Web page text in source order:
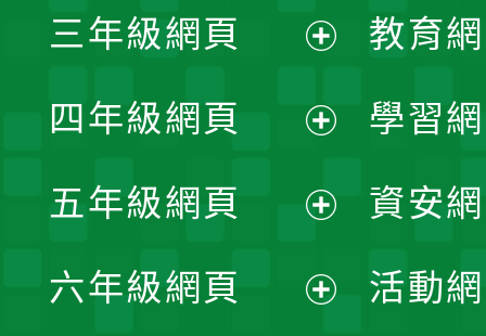
選
單
開
選
單
三年級網頁
開
選
單
四年級網頁
開
選
五年級網頁
開
六年級網頁
教育
學習
資安
活動